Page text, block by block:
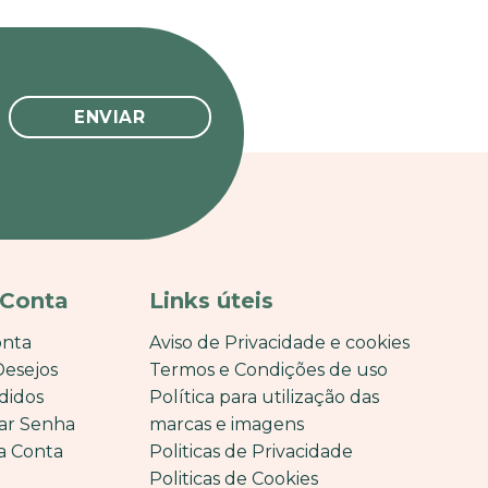
Senha
Conta
Links úteis
Aviso de Privacidade e cookies
Termos e Condições de uso
Política para utilização das
marcas e imagens
Politicas de Privacidade
Politicas de Cookies